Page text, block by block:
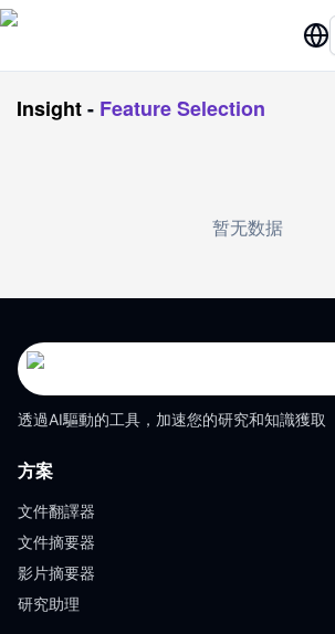
Insight- Feature Selection
暂无数据
透過AI驅動的工具，加速您的研究和知識獲取
方案
文件翻譯器
文件摘要器
影片摘要器
研究助理